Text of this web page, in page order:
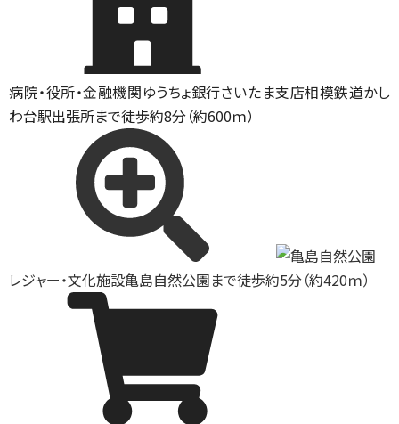
病院・役所・金融機関ゆうちょ銀行さいたま支店相模鉄道かし
わ台駅出張所まで徒歩約8分（約600ｍ）
レジャー・文化施設亀島自然公園まで徒歩約5分（約420ｍ）